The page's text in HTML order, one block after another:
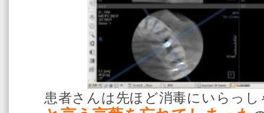
患者さんは先ほど消毒にいらっ